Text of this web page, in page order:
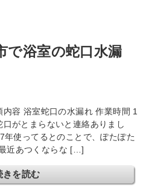
で浴室の蛇口水漏
容 浴室蛇口の水漏れ 作業時間 1
がとまらないと連絡ありまし
年使ってるとのことで、ぽたぽた
近あつくならな […]
きを読む